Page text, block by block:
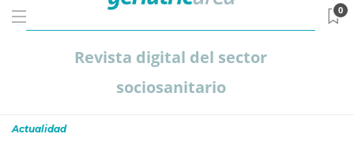
Revista digital del sector
sociosanitario
0
Actualidad